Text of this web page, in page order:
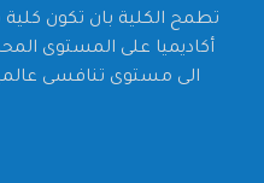
تطمح الكلية بان تكون
أكاديميا على المستوى
الى مستوى تنافسى